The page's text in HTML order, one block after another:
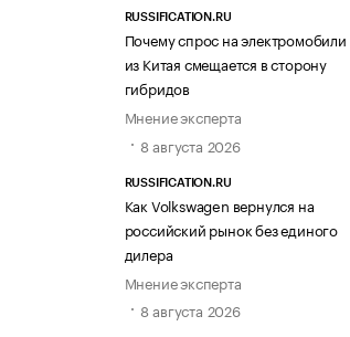
RUSSIFICATION.RU
Почему спрос на электромобили
из Китая смещается в сторону
гибридов
Мнение эксперта
8 августа 2026
RUSSIFICATION.RU
Как Volkswagen вернулся на
российский рынок без единого
дилера
Мнение эксперта
8 августа 2026